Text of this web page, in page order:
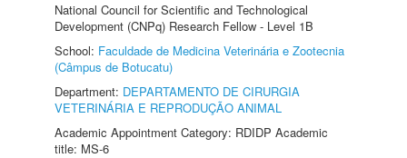
National Council for Scientific and Technological
Development (CNPq) Research Fellow - Level 1B
School: Faculdade de Medicina Veterinária e Zootecnia
(Câmpus de Botucatu)
Department: DEPARTAMENTO DE CIRURGIA
VETERINÁRIA E REPRODUÇÃO ANIMAL
Academic Appointment Category: RDIDP Academic
title: MS-6